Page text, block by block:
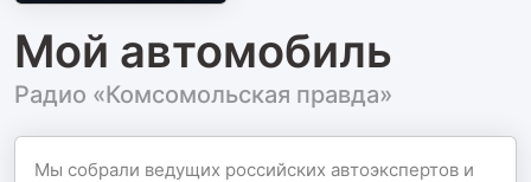
Мой автомобиль
Радио «Комсомольская правда»
Мы собрали ведущих российских автоэкспертов и